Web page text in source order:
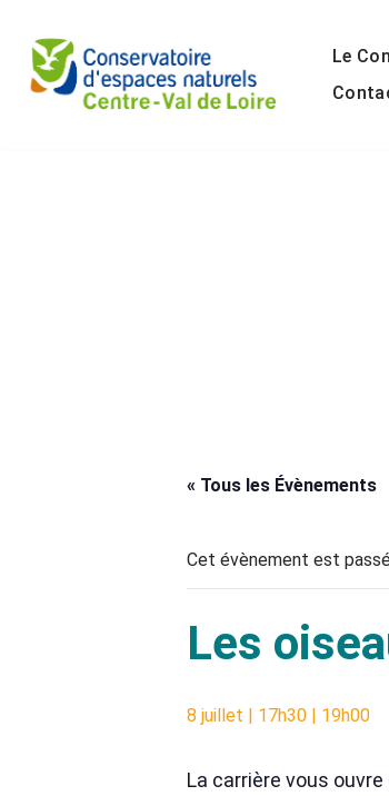
Aller
au
Le
« Tous les Évènements
Cet évènement est
Les
8 juillet | 17h30 | 19h00
La carrière vous